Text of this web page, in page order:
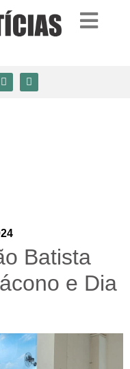
Batista
e Dia